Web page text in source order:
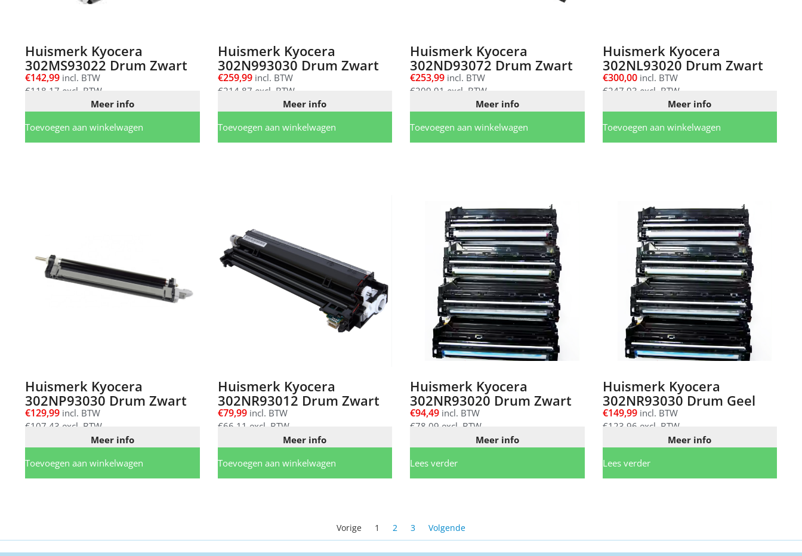
Huismerk Kyocera
302MS93022 Drum Zwart
€142,99 incl. BTW
€118,17 excl. BTW
Meer info
Toevoegen aan winkelwagen
Huismerk Kyocera
302N993030 Drum Zwart
€259,99incl. BTW
€214,87 excl. BTW
Meer info
Toevoegen aan winkelwagen
Huismerk Kyocera
302ND93072 Drum Zwart
€253,99 incl. BTW
€209,91 excl. BTW
Meer info
Toevoegen aan winkelwagen
Huismerk Kyocera
302NL93020 Drum Zwart
€300,00incl. BTW
€247,93 excl. BTW
Meer info
Toevoegen aan winkelwagen
Huismerk Kyocera
302NP93030 Drum Zwart
€129,99 incl. BTW
€107,43 excl. BTW
Meer info
Toevoegen aan winkelwagen
Huismerk Kyocera
302NR93012 Drum Zwart
€79,99incl. BTW
€66,11 excl. BTW
Meer info
Toevoegen aan winkelwagen
Huismerk Kyocera
302NR93020 Drum Zwart
€94,49 incl. BTW
€78,09 excl. BTW
Meer info
Lees verder
Huismerk Kyocera
302NR93030 Drum Geel
€149,99incl. BTW
€123,96 excl. BTW
Meer info
Lees verder
Vorige 1 2 3 Volgende